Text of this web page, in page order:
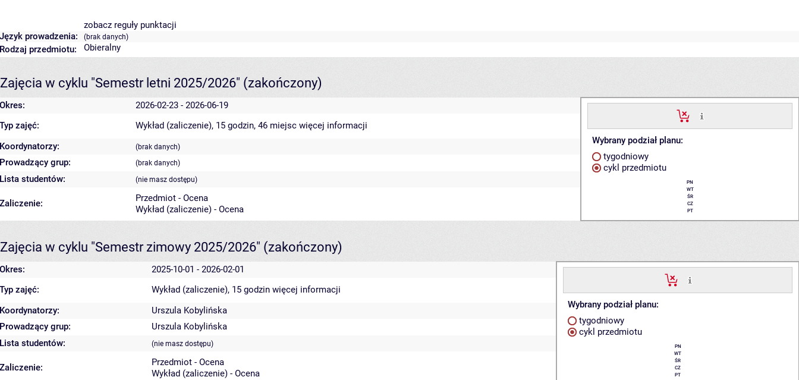
zobacz reguły punktacji
Język prowadzenia:
(brak danych)
Rodzaj przedmiotu: Obieralny
Zajęcia w cyklu "Semestr letni 2025/2026" (zakończony)
Okres: 2026-02-23 - 2026-06-19
Wybrany podział planu:
tygodniowy
cykl przedmiotu
PN
WT
ŚR
CZ
PT
Typ zajęć: Wykład (zaliczenie), 15 godzin, 46 miejsc więcej informacji
Koordynatorzy:
(brak danych)
Prowadzący grup: (brak danych)
Lista studentów: (nie masz dostępu)
Zaliczenie:
Przedmiot - Ocena
Wykład (zaliczenie) - Ocena
Zajęcia w cyklu "Semestr zimowy 2025/2026" (zakończony)
Okres: 2025-10-01 - 2026-02-01
Wybrany podział planu:
tygodniowy
cykl przedmiotu
PN
WT
ŚR
CZ
PT
Typ zajęć: Wykład (zaliczenie), 15 godzin więcej informacji
Koordynatorzy:
Urszula Kobylińska
Prowadzący grup:
Urszula Kobylińska
Lista studentów:
(nie masz dostępu)
Zaliczenie:
Przedmiot - Ocena
Wykład (zaliczenie) - Ocena